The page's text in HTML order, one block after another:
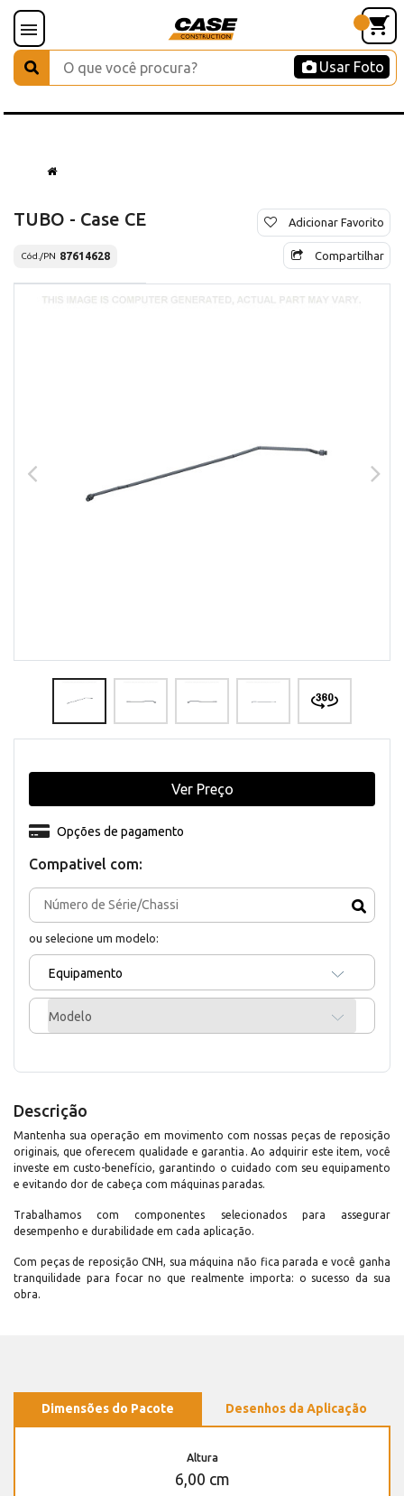
Usar Foto
TUBO - Case CE
Cód./PN 87614628
Adicionar Favorito
Compartilhar
Compativel com:
ou selecione um modelo:
Equipamento
Modelo
Opções de pagamento
Ver Preço
Descrição
Mantenha sua operação em movimento com nossas peças de reposição
originais, que oferecem qualidade e garantia. Ao adquirir este item, você
investe em custo-benefício, garantindo o cuidado com seu equipamento
e evitando dor de cabeça com máquinas paradas.
Trabalhamos com componentes selecionados para assegurar
desempenho e durabilidade em cada aplicação.
Com peças de reposição CNH, sua máquina não fica parada e você ganha
tranquilidade para focar no que realmente importa: o sucesso da sua
obra.
Dimensões do Pacote Desenhos da Aplicação
Altura
6,00 cm